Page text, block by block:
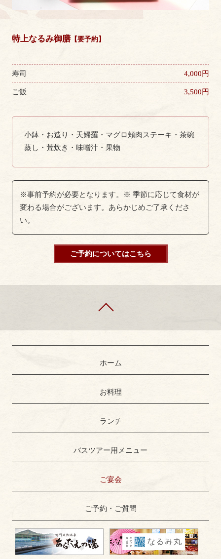
特上なるみ御膳【要予約】
寿司 4,000円
ご飯 3,500円
小鉢・お造り・天婦羅・マグロ頬肉ステーキ・茶碗
蒸し・荒炊き・味噌汁・果物
※事前予約が必要となります。
※ 季節に応じて食材が
変わる場合がございます。あらかじめご了承くださ
い。
ご予約についてはこちら
ホーム
お料理
ランチ
バスツアー用メニュー
ご宴会
ご予約・ご質問